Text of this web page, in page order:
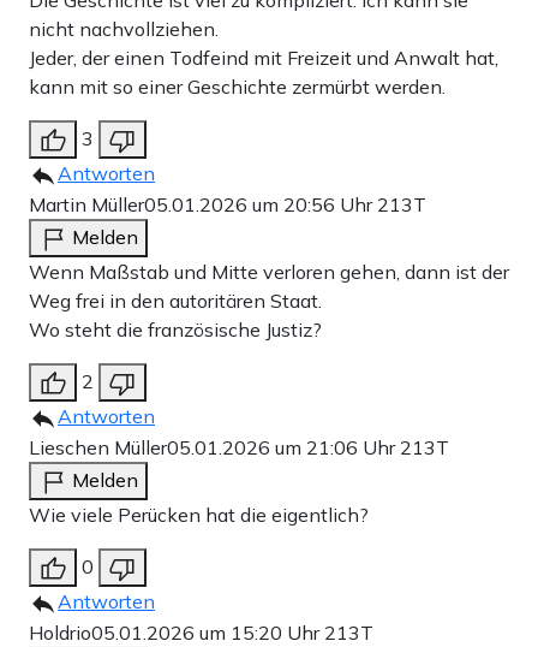
nicht nachvollziehen.
Jeder, der einen Todfeind mit Freizeit und Anwalt hat,
kann mit so einer Geschichte zermürbt werden.
3
Antworten
Martin Müller05.01.2026 um 20:56 Uhr 213T
Melden
Wenn Maßstab und Mitte verloren gehen, dann ist der
Weg frei in den autoritären Staat.
Wo steht die französische Justiz?
2
Antworten
Lieschen Müller05.01.2026 um 21:06 Uhr 213T
Melden
Wie viele Perücken hat die eigentlich?
0
Antworten
Holdrio05.01.2026 um 15:20 Uhr 213T